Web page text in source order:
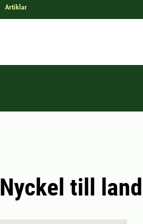
Artiklar
Nyckel till